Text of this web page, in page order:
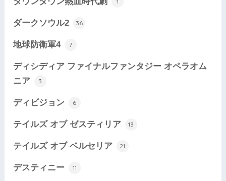
ダークソウル2 36
地球防衛軍4 7
ディシディア ファイナルファンタジー オペラオム
ニア
3
ディビジョン 6
テイルズ オブ ゼスティリア 13
テイルズ オブ ベルセリア 21
デスティニー 11